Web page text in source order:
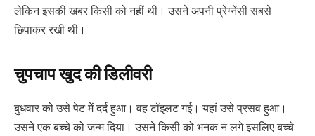
लेकिन इसकी खबर किसी को नहीं थी। उसने अपनी प्रेग्नेंसी सबसे
छिपाकर रखी थी।
चुपचाप खुद की डिलीवरी
बुधवार को उसे पेट में दर्द हुआ। वह टॉइलट गई। यहां उसे प्रसव हुआ।
उसने एक बच्चे को जन्म दिया। उसने किसी को भनक न लगे इसलिए बच्चे